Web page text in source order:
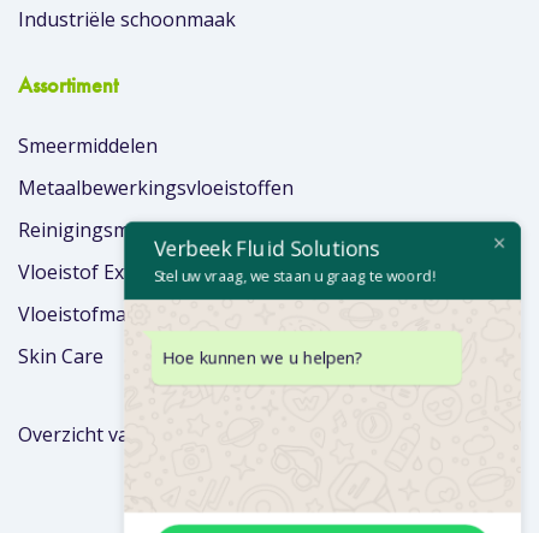
Industriële schoonmaak
Assortiment
Smeermiddelen
Metaalbewerkingsvloeistoffen
Reinigingsmiddelen
Vloeistof Extra’s
Vloeistofmanagement
Skin Care
Overzicht van merken
Verbeek Fluid Solutions
Stel uw vraag, we staan u graag te woord!
Hoe kunnen we u helpen?